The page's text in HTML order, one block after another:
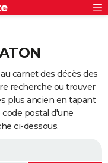
carnet des décès des
recherche ou trouver
plus ancien en tapant
postal d'une
ci-dessous.